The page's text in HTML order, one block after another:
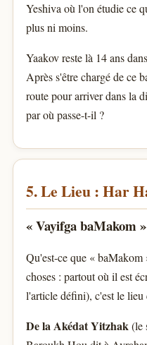
Yeshiva où l'on étudie ce
plus ni moins.
Yaakov reste là 14 ans
Après s'être chargé de ce
route pour arriver dans la
par où passe-t-il ?
5. Le Lieu : Har
« Vayifga baMakom »
Qu'est-ce que « baMakom
choses : partout où il est
l'article défini), c'est le
De la Akédat Yitzhak(le